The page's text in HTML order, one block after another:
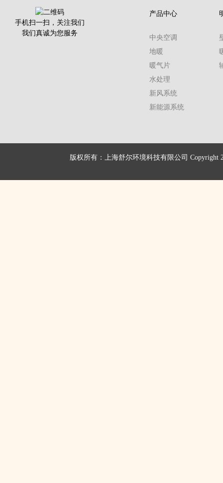
手机扫一扫，关注我们
我们真诚为您服务
产品中心
中央空调
地暖
暖气片
水处理
新风系统
新能源系统
版权所有：上海舒尔环境科技有限公司 Copyright